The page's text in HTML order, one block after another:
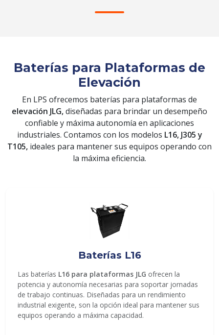
ENVIAR
Baterías para Plataformas de
Elevación
En LPS ofrecemos baterías para plataformas de
elevación JLG,diseñadas para brindar un desempeño
confiable y máxima autonomía en aplicaciones
industriales. Contamos con los modelos L16, J305 y
T105, ideales para mantener sus equipos operando con
la máxima eficiencia.
Baterías L16
Las baterías L16 para plataformas JLG ofrecen la
potencia y autonomía necesarias para soportar jornadas
de trabajo continuas. Diseñadas para un rendimiento
industrial exigente, son la opción ideal para mantener sus
equipos operando a máxima capacidad.